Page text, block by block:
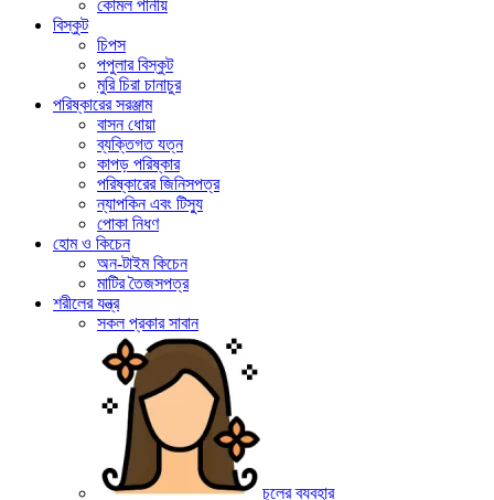
কোমল পানীয়
বিস্কুট
চিপস
পপুলার বিস্কুট
মুরি চিরা চানাচুর
পরিষ্কারের সরঞ্জাম
বাসন ধোয়া
ব্যক্তিগত যত্ন
কাপড় পরিষ্কার
পরিষ্কারের জিনিসপত্র
ন্যাপকিন এবং টিস্যু
পোকা নিধণ
হোম ও কিচেন
অন-টাইম কিচেন
মাটির তৈজসপত্র
শরীলের যন্ত্র
সকল প্রকার সাবান
চুলের ব্যবহার